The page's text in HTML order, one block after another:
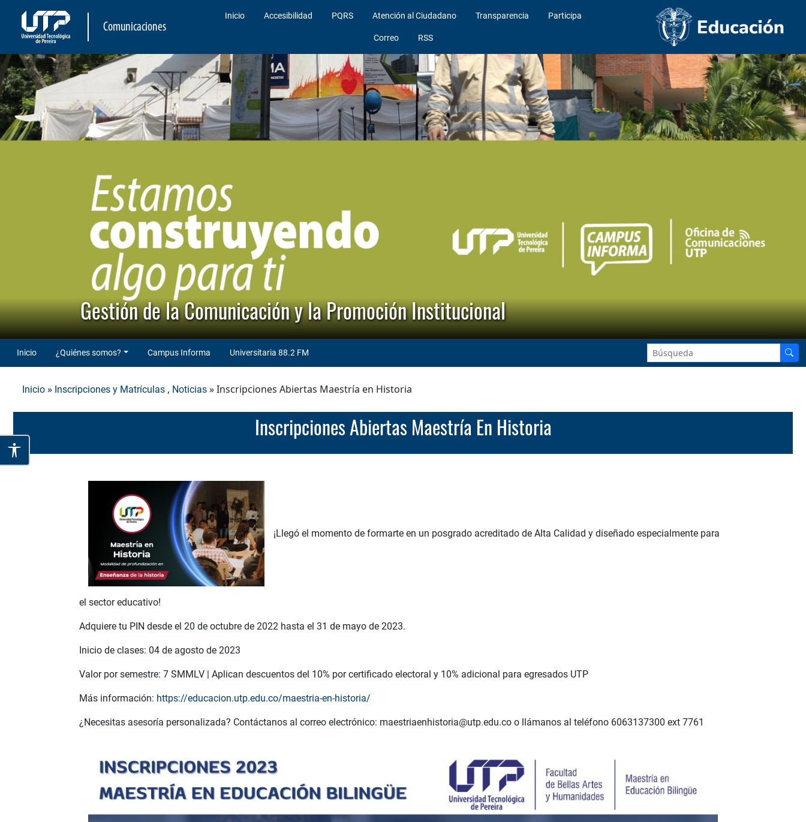
Comunicaciones
Inicio Accesibilidad PQRS Atención al Ciudadano Transparencia Participa
Correo RSS
Gestión de la Comunicación y la Promoción Institucional
Inicio ¿Quiénes somos? Campus Informa Universitaria 88.2 FM
Inicio » Inscripciones y Matrículas , Noticias » Inscripciones Abiertas Maestría en Historia
Inscripciones Abiertas Maestría En Historia
¡Llegó el momento de formarte en un posgrado acreditado de Alta Calidad y diseñado especialmente para
el sector educativo!
Adquiere tu PIN desde el 20 de octubre de 2022 hasta el 31 de mayo de 2023.
Inicio de clases: 04 de agosto de 2023
Valor por semestre: 7 SMMLV | Aplican descuentos del 10% por certificado electoral y 10% adicional para egresados UTP
Más información: https://educacion.utp.edu.co/maestria-en-historia/
¿Necesitas asesoría personalizada? Contáctanos al correo electrónico: maestriaenhistoria@utp.edu.co o llámanos al teléfono 6063137300 ext 7761